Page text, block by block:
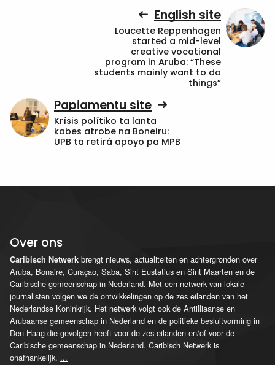
English site
Loucette Reppenhagen
started a mid-level
creative vocational
program in Aruba: “These
students mainly want to do
things”
Papiamentu site
Krísis polítiko ta lanta
kabes atrobe na Boneiru:
UPB ta retirá apoyo pa MPB
Over ons
Caribisch Netwerk brengt nieuws, actualiteiten en achtergronden over
Aruba, Bonaire, Curaçao, Saba, Sint Eustatius en Sint Maarten en de
Caribische gemeenschap in Nederland. Met een netwerk van lokale
journalisten volgen we de ontwikkelingen op de zes eilanden van het
Nederlandse Koninkrijk. Het netwerk volgt ook de Antilliaanse en
Arubaanse gemeenschap in Nederland en de politieke besluitvorming in
Den Haag die gevolgen heeft voor de zes eilanden en/of voor de
Caribische gemeenschap in Nederland. Caribisch Netwerk is
onafhankelijk. ...